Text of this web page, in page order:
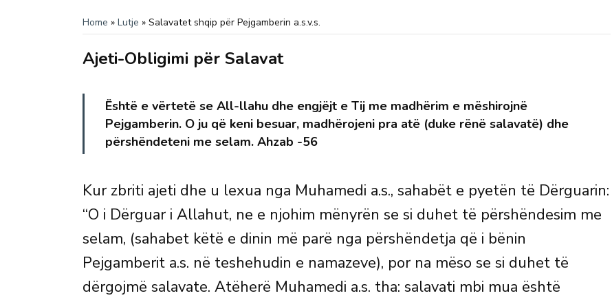
Home » Lutje » Salavatet shqip për Pejgamberin a.s.v.s.
Ajeti-Obligimi për Salavat
Është e vërtetë se All-llahu dhe engjëjt e Tij me madhërim e mëshirojnë
Pejgamberin. O ju që keni besuar, madhërojeni pra atë (duke rënë salavatë) dhe
përshëndeteni me selam. Ahzab -56
Kur zbriti ajeti dhe u lexua nga Muhamedi a.s., sahabët e pyetën të Dërguarin:
“O i Dërguar i Allahut, ne e njohim mënyrën se si duhet të përshëndesim me
selam, (sahabet këtë e dinin më parë nga përshëndetja që i bënin
Pejgamberit a.s. në teshehudin e namazeve), por na mëso se si duhet të
dërgojmë salavate. Atëherë Muhamedi a.s. tha: salavati mbi mua është